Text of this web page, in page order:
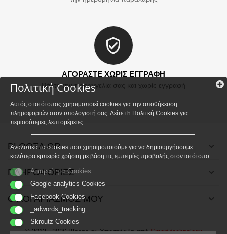
ΑΓΟΡΑΣΤΕ ΧΩΡΙΣ ΕΓΓΡΑΦΗ
Βάλτε την παραγγελία σας και χωρίς εγγραφή
BLOOZA.GR
ΠΛΗΡΟΦΟΡΙΕΣ
Ο ΛΟΓΑΡΙΑΣΜΟΣ ΜΟΥ
© 2013 - 2026 Blooza.gr. Υποστήριξη απόSmart technology
Πολιτική Cookies
Αυτός ο ιστότοπος χρησιμοποιεί cookies για την αποθήκευση
πληροφοριών στον υπολογιστή σας. Δείτε τh Πολιτκή Cookies για
περισσότερες λεπτομέρειες.
Αναλυτικά τα cookies που χρησιμοποιούμε για να δημιουργήσουμε
καλύτερα εμπειρία χρήστη με βάση τις εμπειρίες προβολής στον ιστότοπο.
Απαραίτητα Cookies
Google analytics Cookies
Facebook Cookies
_adwords_tracking
Skroutz Cookies